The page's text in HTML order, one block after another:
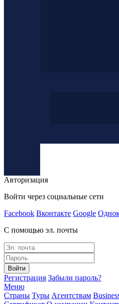
Авторизация
Войти через социальные сети
Facebook Вконтакте Google
С помощью эл. почты
Войти
Регистрация Забыли пароль?
Меню
Страны Туры Агентствам